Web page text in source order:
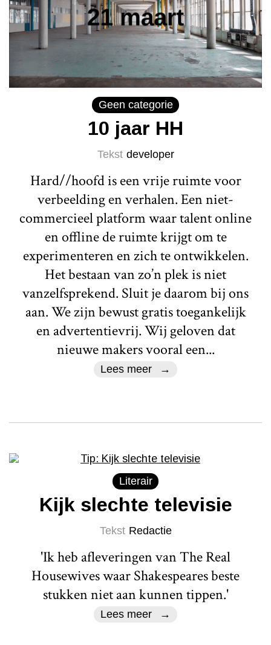
Geen categorie
10 jaar HH
Tekst developer
Hard//hoofd is een vrije ruimte voor
verbeelding en verhalen. Een niet-
commercieel platform waar talent online
en offline de ruimte krijgt om te
experimenteren en zich te ontwikkelen.
Het bestaan van zo’n plek is niet
vanzelfsprekend. Sluit je daarom bij ons
aan. We zijn bewust gratis toegankelijk
en advertentievrij. Wij geloven dat
nieuwe makers vooral een...
Lees meer
Literair
Kijk slechte televisie
Tekst Redactie
'Ik heb afleveringen van The Real
Housewives waar Shakespeares beste
stukken niet aan kunnen tippen.'
Lees meer